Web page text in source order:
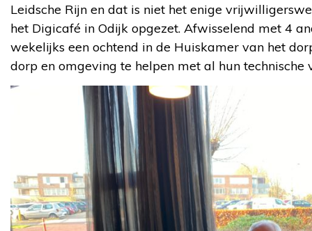
Leidsche Rijn en dat is niet het enige
het Digicafé in Odijk opgezet. Afwisselend met 4
wekelijks een ochtend in de Huiskamer van het
dorp en omgeving te helpen met al hun technische